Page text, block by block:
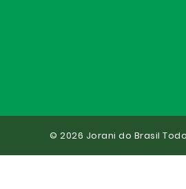
© 2026 Jorani do Brasil